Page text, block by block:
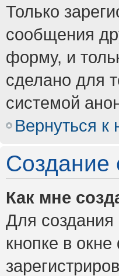
Только
сообщения
форму, и
сделано для
системой
Вернуться к
Создание
Как мне
Для
кнопке в